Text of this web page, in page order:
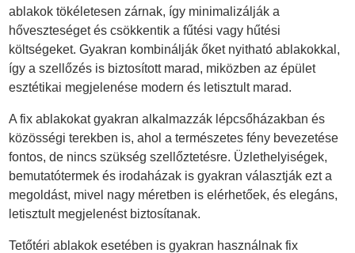
ablakok tökéletesen zárnak, így minimalizálják a
hőveszteséget és csökkentik a fűtési vagy hűtési
költségeket. Gyakran kombinálják őket nyitható ablakokkal,
így a szellőzés is biztosított marad, miközben az épület
esztétikai megjelenése modern és letisztult marad.
A fix ablakokat gyakran alkalmazzák lépcsőházakban és
közösségi terekben is, ahol a természetes fény bevezetése
fontos, de nincs szükség szellőztetésre. Üzlethelyiségek,
bemutatótermek és irodaházak is gyakran választják ezt a
megoldást, mivel nagy méretben is elérhetőek, és elegáns,
letisztult megjelenést biztosítanak.
Tetőtéri ablakok esetében is gyakran használnak fix